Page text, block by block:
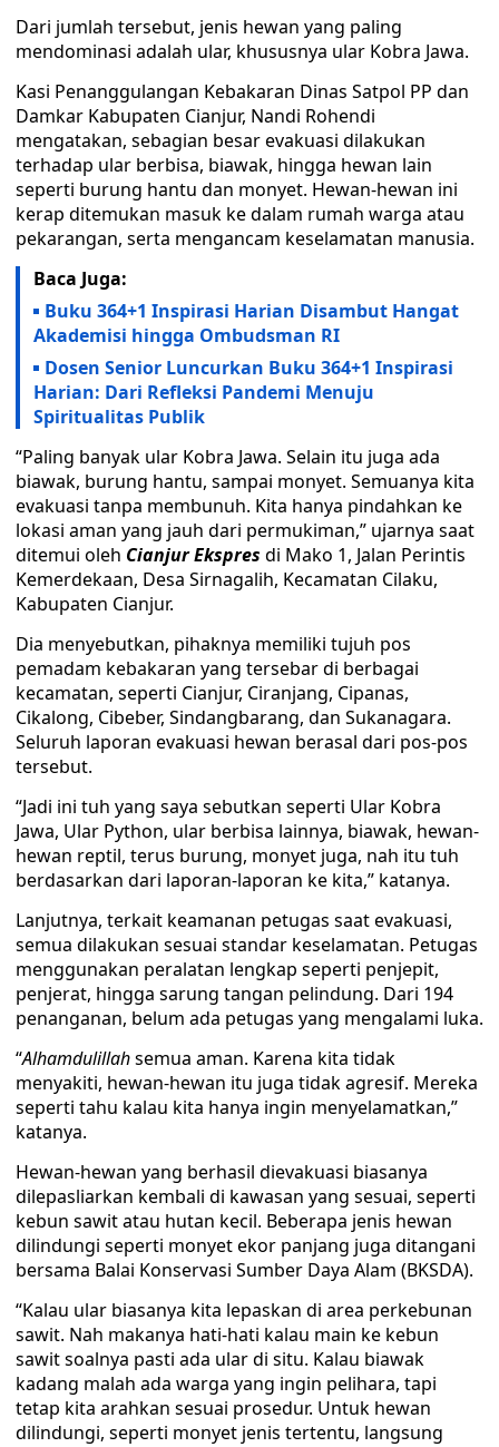
Dari jumlah tersebut, jenis hewan yang paling
mendominasi adalah ular, khususnya ular Kobra Jawa.
Kasi Penanggulangan Kebakaran Dinas Satpol PP dan
Damkar Kabupaten Cianjur, Nandi Rohendi
mengatakan, sebagian besar evakuasi dilakukan
terhadap ular berbisa, biawak, hingga hewan lain
seperti burung hantu dan monyet. Hewan-hewan ini
kerap ditemukan masuk ke dalam rumah warga atau
pekarangan, serta mengancam keselamatan manusia.
Baca Juga:
Buku 364+1 Inspirasi Harian Disambut Hangat
Akademisi hingga Ombudsman RI
Dosen Senior Luncurkan Buku 364+1 Inspirasi
Harian: Dari Refleksi Pandemi Menuju
Spiritualitas Publik
“Paling banyak ular Kobra Jawa. Selain itu juga ada
biawak, burung hantu, sampai monyet. Semuanya kita
evakuasi tanpa membunuh. Kita hanya pindahkan ke
lokasi aman yang jauh dari permukiman,” ujarnya saat
ditemui oleh Cianjur Ekspres di Mako 1, Jalan Perintis
Kemerdekaan, Desa Sirnagalih, Kecamatan Cilaku,
Kabupaten Cianjur.
Dia menyebutkan, pihaknya memiliki tujuh pos
pemadam kebakaran yang tersebar di berbagai
kecamatan, seperti Cianjur, Ciranjang, Cipanas,
Cikalong, Cibeber, Sindangbarang, dan Sukanagara.
Seluruh laporan evakuasi hewan berasal dari pos-pos
tersebut.
“Jadi ini tuh yang saya sebutkan seperti Ular Kobra
Jawa, Ular Python, ular berbisa lainnya, biawak, hewan-
hewan reptil, terus burung, monyet juga, nah itu tuh
berdasarkan dari laporan-laporan ke kita,” katanya.
Lanjutnya, terkait keamanan petugas saat evakuasi,
semua dilakukan sesuai standar keselamatan. Petugas
menggunakan peralatan lengkap seperti penjepit,
penjerat, hingga sarung tangan pelindung. Dari 194
penanganan, belum ada petugas yang mengalami luka.
“Alhamdulillahsemua aman. Karena kita tidak
menyakiti, hewan-hewan itu juga tidak agresif. Mereka
seperti tahu kalau kita hanya ingin menyelamatkan,”
katanya.
Hewan-hewan yang berhasil dievakuasi biasanya
dilepasliarkan kembali di kawasan yang sesuai, seperti
kebun sawit atau hutan kecil. Beberapa jenis hewan
dilindungi seperti monyet ekor panjang juga ditangani
bersama Balai Konservasi Sumber Daya Alam (BKSDA).
“Kalau ular biasanya kita lepaskan di area perkebunan
sawit. Nah makanya hati-hati kalau main ke kebun
sawit soalnya pasti ada ular di situ. Kalau biawak
kadang malah ada warga yang ingin pelihara, tapi
tetap kita arahkan sesuai prosedur. Untuk hewan
dilindungi, seperti monyet jenis tertentu, langsung